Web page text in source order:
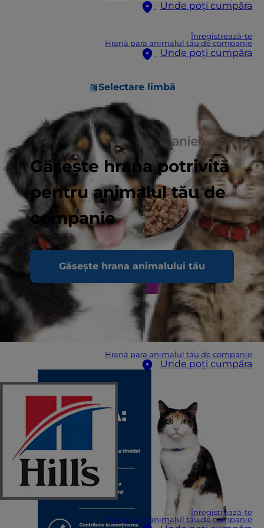
Unde poți cumpăra
Înregistrează-te
Hrană para animalul tău de companie
Unde poți cumpăra
Selectare limbă
Găsește hrana potrivită
pentru animalul tău de
companie
Găsește hrana animalului tău
Hrană para animalul tău de companie
Unde poți cumpăra
Înregistrează-te
Hrană para animalul tău de companie